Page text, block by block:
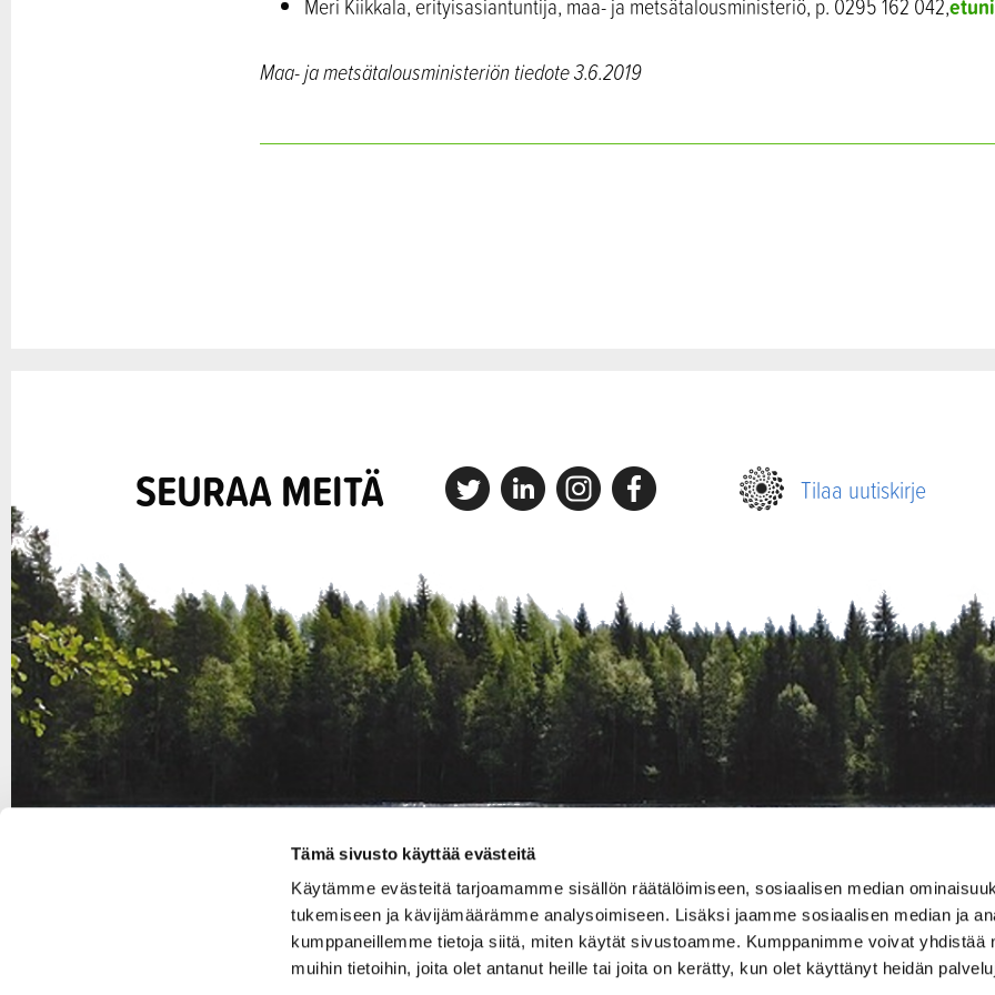
Tämä sivusto käyttää evästeitä
Käytämme evästeitä tarjoamamme sisällön räätälöimiseen, sosiaalisen median
tukemiseen ja kävijämäärämme analysoimiseen. Lisäksi jaamme sosiaalisen median ja
kumppaneillemme tietoja siitä, miten käytät sivustoamme. Kumppanimme voivat yhdistää
muihin tietoihin, joita olet antanut heille tai joita on kerätty, kun olet käyttänyt heidän
Meri Kiikkala, erityisasiantuntija, maa- ja metsätalousministeriö, p. 0295 162 042,
Maa- ja metsätalousministeriön tiedote 3.6.2019
SEURAA MEITÄ X Linkedin InstagramFacebook Tilaa uutiskirje